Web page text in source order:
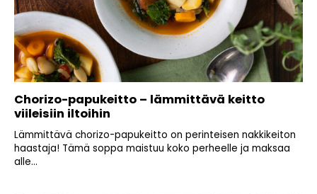
Chorizo-papukeitto – lämmittävä keitto
viileisiin iltoihin
Lämmittävä chorizo-papukeitto on perinteisen nakkikeiton
haastaja! Tämä soppa maistuu koko perheelle ja maksaa
alle...